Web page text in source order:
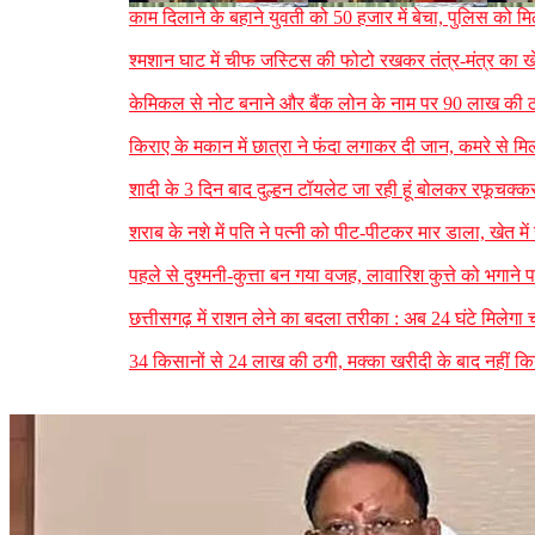
काम दिलाने के बहाने युवती को 50 हजार में बेचा, पुलिस को
श्मशान घाट में चीफ जस्टिस की फोटो रखकर तंत्र-मंत्र का
केमिकल से नोट बनाने और बैंक लोन के नाम पर 90 लाख की
किराए के मकान में छात्रा ने फंदा लगाकर दी जान, कमरे से
शादी के 3 दिन बाद दुल्हन टॉयलेट जा रही हूं बोलकर
शराब के नशे में पति ने पत्नी को पीट-पीटकर मार डाला, खेत में
पहले से दुश्मनी-कुत्ता बन गया वजह, लावारिश कुत्ते को भगाने
छत्तीसगढ़ में राशन लेने का बदला तरीका : अब 24 घंटे मिलेगा
34 किसानों से 24 लाख की ठगी, मक्का खरीदी के बाद नहीं